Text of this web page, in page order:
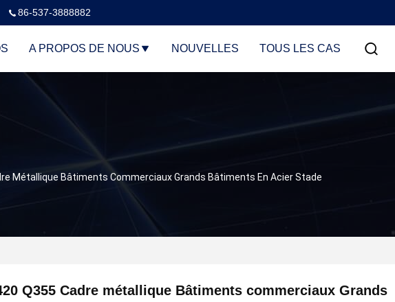
86-537-3888882
A PROPOS DE NOUS NOUVELLES TOUS LES CAS
Métallique Bâtiments Commerciaux Grands Bâtiments En Acier Stade
Q355 Cadre métallique Bâtiments commerciaux Grands